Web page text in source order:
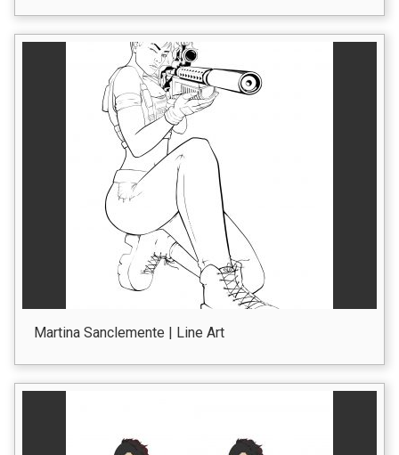
Martina Sanclemente | Line Art